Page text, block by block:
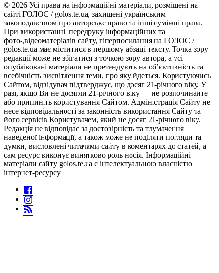
© 2026 Усі права на інформаційні матеріали, розміщені на
сайті ГОЛОС / golos.te.ua, захищені українським
законодавством про авторське право та інші суміжні права.
При використанні, передруку інформаційних та
фото-,відеоматеріалів сайту, гіперпосилання на ГОЛОС /
golos.te.ua має міститися в першому абзаці тексту. Точка зору
редакції може не збігатися з точкою зору автора, а усі
опубліковані матеріали не претендують на об’єктивність та
всебічність висвітлення теми, про яку йдеться. Користуючись
Сайтом, відвідувач підтверджує, що досяг 21-річного віку. У
разі, якщо Ви не досягли 21-річного віку — не розпочинайте
або припиніть користування Сайтом. Адміністрація Сайту не
несе відповідальності за законність використання Сайту та
його сервісів Користувачем, який не досяг 21-річного віку.
Редакція не відповідає за достовірність та тлумачення
наведеної інформації, а також може не поділяти погляди та
думки, висловлені читачами сайту в коментарях до статей, а
сам ресурс виконує винятково роль носія. Інформаційні
матеріали сайту golos.te.ua є інтелектуальною власністю
інтернет-ресурсу